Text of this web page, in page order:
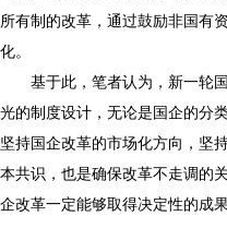
所有制的改革，通过鼓励非国有
化。
基于此，笔者认为，新一轮国
光的制度设计，无论是国企的分
坚持国企改革的市场化方向，坚
本共识，也是确保改革不走调的
企改革一定能够取得决定性的成